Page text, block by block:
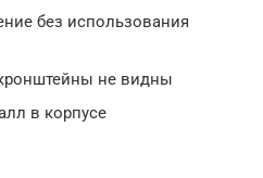
без использования
не видны
в корпусе